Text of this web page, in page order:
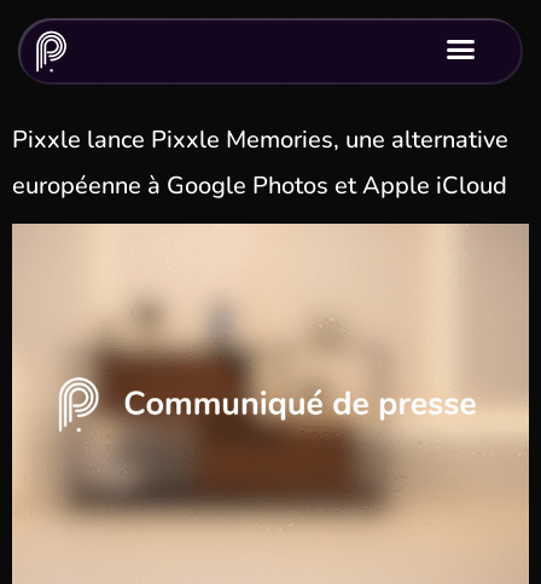
Pixxle lance Pixxle Memories, une alternative
européenne à Google Photos et Apple iCloud